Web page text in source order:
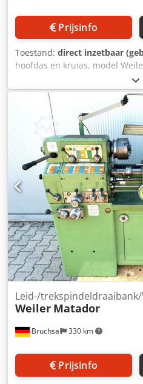
Prijsinfo
Toestand: direct inzetbaar
hoofdas en kruias, model
de centers: 500 mm -Hoogte
Bereik van de voorwaartse
via riem: 0,05–0,40 mm/omd.
beweging in de lengterichting
mm/omd. -Spindelhoofd: maat
driefasenmotor -
Koelvloeistofpomp -
-Multifix basisbeugel met
draaibeitelhouders -
x B x H 1,5 x 0,6 x 1,2 meter /
Bruchsal 330 km
Leid-/
Weiler Matador
Prijsinfo